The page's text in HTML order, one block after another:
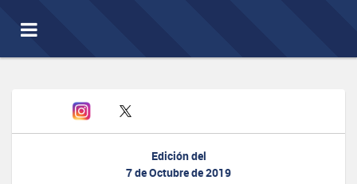
Toggle
navigation
Edición del
7 de Octubre de 2019